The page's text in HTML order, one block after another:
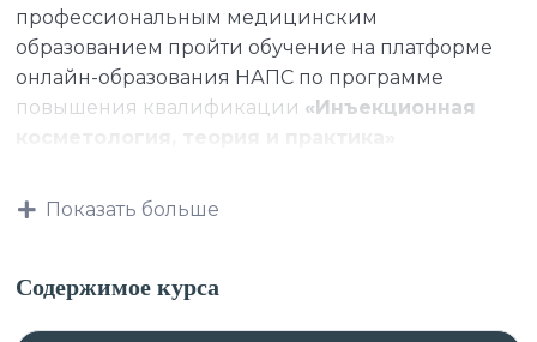
профессиональным медицинским
образованием пройти обучение на платформе
онлайн-образования НАПС по программе
повышения квалификации «Инъекционная
квалификационные требования, указанные в
квалификационных справочниках по должности,
Показать больше
Содержимое курса